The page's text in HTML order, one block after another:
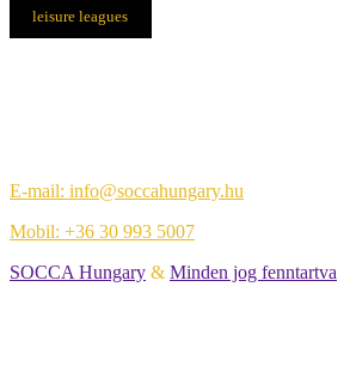
leisure leagues
E-mail: info@soccahungary.hu
Mobil: +36 30 993 5007
SOCCA Hungary & Minden jog fenntartva